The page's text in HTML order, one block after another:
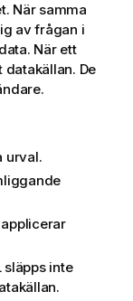
När samma
av frågan i
När ett
De
urval.
släpps inte